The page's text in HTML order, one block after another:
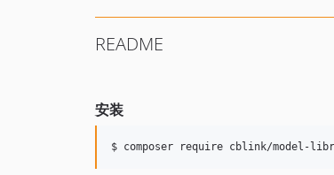
README
安装
$ composer require cblink/model-